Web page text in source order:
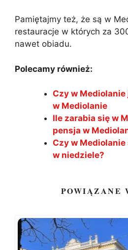
Pamiętajmy też, że są w
restauracje w których za
nawet obiadu.
Polecamy również:
Czy w
w Mediolanie
Ile zarabia się w
pensja w
Czy w
w niedziele?
POWIĄZANE